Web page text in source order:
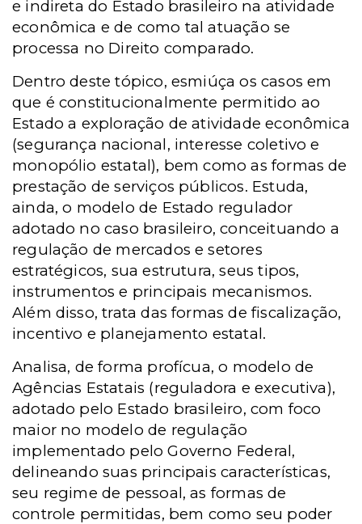
e indireta do Estado brasileiro na atividade
econômica e de como tal atuação se
processa no Direito comparado.
Dentro deste tópico, esmiúça os casos em
que é constitucionalmente permitido ao
Estado a exploração de atividade econômica
(segurança nacional, interesse coletivo e
monopólio estatal), bem como as formas de
prestação de serviços públicos. Estuda,
ainda, o modelo de Estado regulador
adotado no caso brasileiro, conceituando a
regulação de mercados e setores
estratégicos, sua estrutura, seus tipos,
instrumentos e principais mecanismos.
Além disso, trata das formas de fiscalização,
incentivo e planejamento estatal.
Analisa, de forma profícua, o modelo de
Agências Estatais (reguladora e executiva),
adotado pelo Estado brasileiro, com foco
maior no modelo de regulação
implementado pelo Governo Federal,
delineando suas principais características,
seu regime de pessoal, as formas de
controle permitidas, bem como seu poder